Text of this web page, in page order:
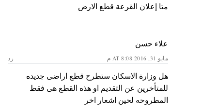
متا إعلان القرعة قطع الارض
علاء حسن
مايو 31, 2016 AT 8:08 م رد
هل وزارة الاسكان ستطرح قطع اراضى جديده
للمتأخرين عن التقديم او هذه القطع هى فقط
المطروحه لحين اشعار اخر